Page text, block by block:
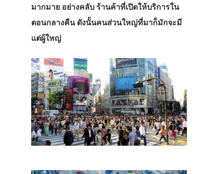
มากมาย อย่างคลับ ร้านค้าที่เปิดให้บริการใน
ตอนกลางคืน ดังนั้นคนส่วนใหญ่ที่มาก็มักจะมี
แต่ผู้ใหญ่